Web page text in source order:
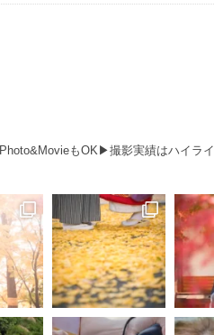
Photo&MovieもOK▶︎撮影実績はハイラ